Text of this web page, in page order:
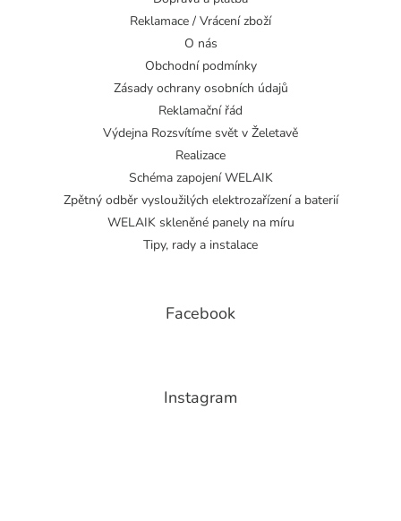
Reklamace / Vrácení zboží
O nás
Obchodní podmínky
Zásady ochrany osobních údajů
Reklamační řád
Výdejna Rozsvítíme svět v Želetavě
Realizace
Schéma zapojení WELAIK
Zpětný odběr vysloužilých elektrozařízení a baterií
WELAIK skleněné panely na míru
Tipy, rady a instalace
Facebook
Instagram